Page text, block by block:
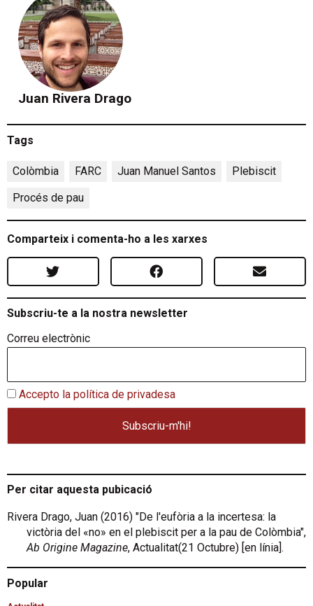
Juan Rivera Drago
Tags
Colòmbia FARC Juan Manuel Santos Plebiscit
Procés de pau
Comparteix i comenta-ho a les xarxes
Subscriu-te a la nostra newsletter
Correu electrònic
Accepto la política de privadesa
Per citar aquesta pubicació
Rivera Drago, Juan (2016) "De l'eufòria a la incertesa: la
victòria del «no» en el plebiscit per a la pau de Colòmbia",
Ab Origine Magazine, Actualitat(21 Octubre) [en línia].
Popular